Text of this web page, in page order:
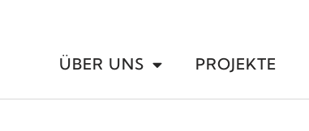
ÜBER UNS PROJEKTE